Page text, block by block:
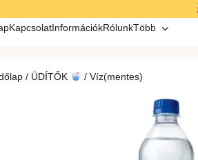
KapcsolatInformációkRólunkTöbb
/ ÜDÍTŐK / Víz(mentes)